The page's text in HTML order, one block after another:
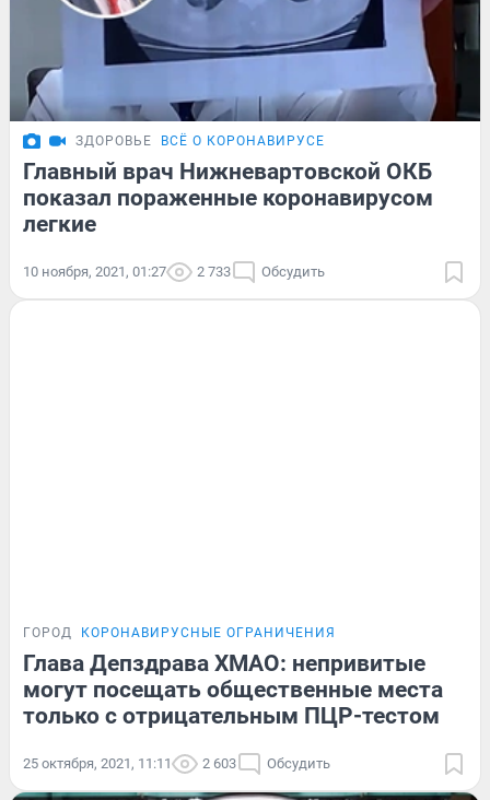
ЗДОРОВЬЕ ВСЁ О КОРОНАВИРУСЕ
Главный врач Нижневартовской ОКБ
показал пораженные коронавирусом
легкие
10 ноября, 2021, 01:27 2 733 Обсудить
ГОРОД КОРОНАВИРУСНЫЕ ОГРАНИЧЕНИЯ
Глава Депздрава ХМАО: непривитые
могут посещать общественные места
только с отрицательным ПЦР-тестом
25 октября, 2021, 11:11 2 603 Обсудить